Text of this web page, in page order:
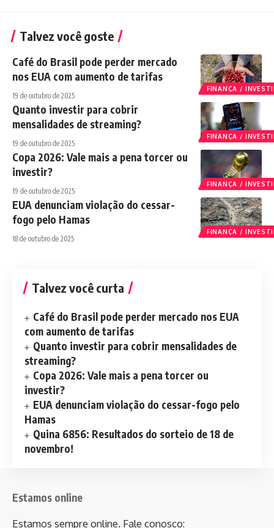
Talvez você goste
FINANÇA /
Café do Brasil pode perder mercado
nos EUA com aumento de tarifas
19 de outubro de 2025
FINANÇA /
Quanto investir para cobrir
mensalidades de streaming?
19 de outubro de 2025
FINANÇA /
Copa 2026: Vale mais a pena torcer ou
investir?
19 de outubro de 2025
FINANÇA /
EUA denunciam violação do cessar-
fogo pelo Hamas
18 de outubro de 2025
Talvez você curta
Café do Brasil pode perder mercado nos EUA
com aumento de tarifas
Quanto investir para cobrir mensalidades de
streaming?
Copa 2026: Vale mais a pena torcer ou
investir?
EUA denunciam violação do cessar-fogo pelo
Hamas
Quina 6856: Resultados do sorteio de 18 de
novembro!
Estamos online
Estamos sempre online. Fale conosco: